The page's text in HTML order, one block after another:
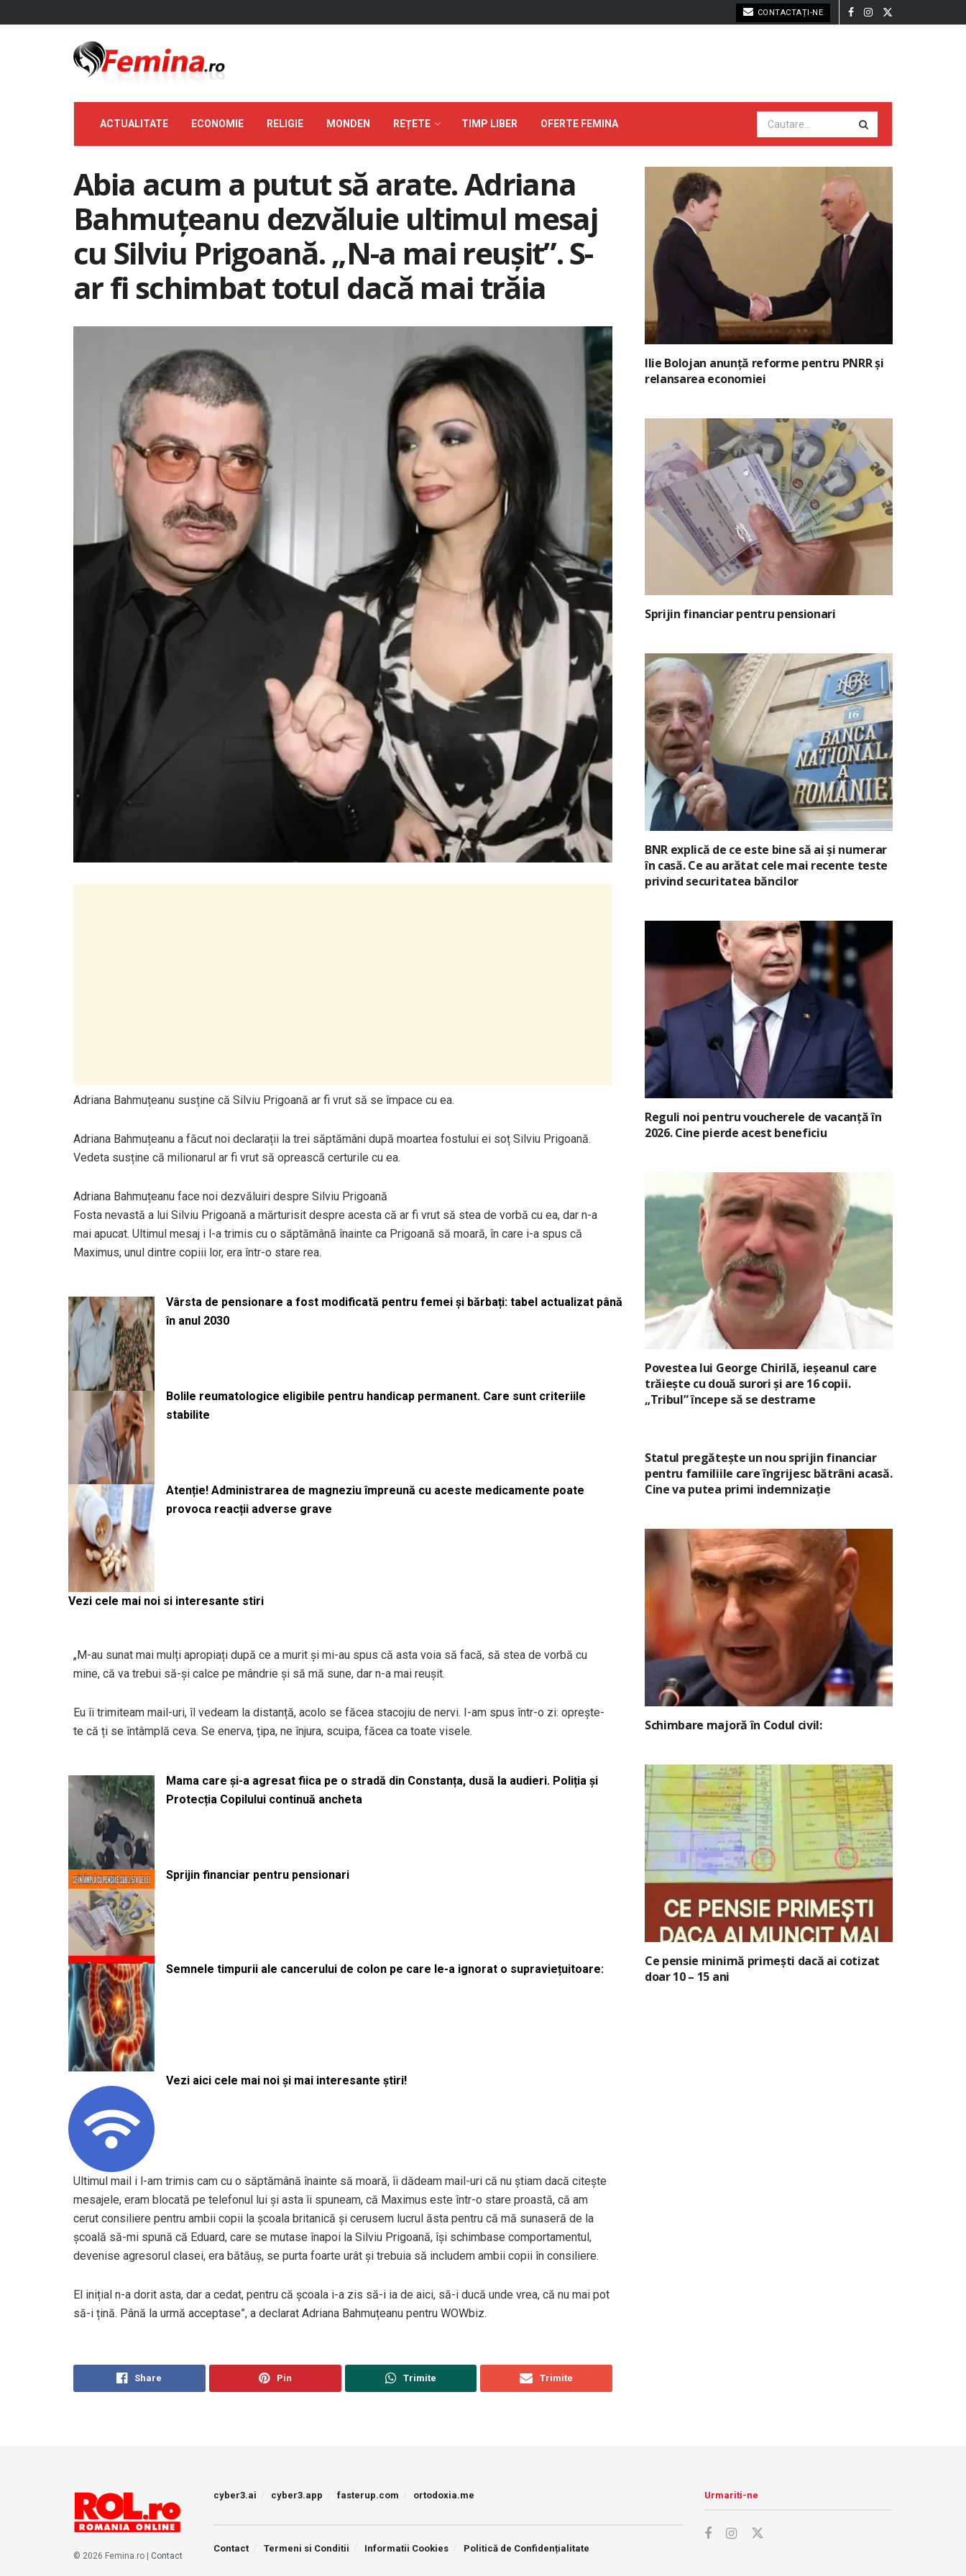
CONTACTAȚI-NE
ACTUALITATE ECONOMIE RELIGIE MONDEN REȚETE TIMP LIBER OFERTE FEMINA
Abia acum a putut să arate. Adriana
Bahmuțeanu dezvăluie ultimul mesaj
cu Silviu Prigoană. „N-a mai reușit”. S-
ar fi schimbat totul dacă mai trăia
Adriana Bahmuțeanu susține că Silviu Prigoană ar fi vrut să se împace cu ea.
Adriana Bahmuțeanu a făcut noi declarații la trei săptămâni după moartea fostului ei soț Silviu Prigoană.
Vedeta susține că milionarul ar fi vrut să oprească certurile cu ea.
Adriana Bahmuțeanu face noi dezvăluiri despre Silviu Prigoană
Fosta nevastă a lui Silviu Prigoană a mărturisit despre acesta că ar fi vrut să stea de vorbă cu ea, dar n-a
mai apucat. Ultimul mesaj i l-a trimis cu o săptămână înainte ca Prigoană să moară, în care i-a spus că
Maximus, unul dintre copiii lor, era într-o stare rea.
Vârsta de pensionare a fost modificată pentru femei și bărbați: tabel actualizat până
în anul 2030
Bolile reumatologice eligibile pentru handicap permanent. Care sunt criteriile
stabilite
Atenție! Administrarea de magneziu împreună cu aceste medicamente poate
provoca reacții adverse grave
Vezi cele mai noi si interesante stiri
„M-au sunat mai mulți apropiați după ce a murit și mi-au spus că asta voia să facă, să stea de vorbă cu
mine, că va trebui să-și calce pe mândrie și să mă sune, dar n-a mai reușit.
Eu îi trimiteam mail-uri, îl vedeam la distanță, acolo se făcea stacojiu de nervi. I-am spus într-o zi: oprește-
te că ți se întâmplă ceva. Se enerva, țipa, ne înjura, scuipa, făcea ca toate visele.
Mama care și-a agresat fiica pe o stradă din Constanța, dusă la audieri. Poliția și
Protecția Copilului continuă ancheta
Sprijin financiar pentru pensionari
Semnele timpurii ale cancerului de colon pe care le-a ignorat o supraviețuitoare:
Vezi aici cele mai noi și mai interesante știri!
Ultimul mail i l-am trimis cam cu o săptămână înainte să moară, îi dădeam mail-uri că nu știam dacă citește
mesajele, eram blocată pe telefonul lui și asta îi spuneam, că Maximus este într-o stare proastă, că am
cerut consiliere pentru ambii copii la școala britanică și cerusem lucrul ăsta pentru că mă sunaseră de la
școală să-mi spună că Eduard, care se mutase înapoi la Silviu Prigoană, își schimbase comportamentul,
devenise agresorul clasei, era bătăuș, se purta foarte urât și trebuia să includem ambii copii în consiliere.
El inițial n-a dorit asta, dar a cedat, pentru că școala i-a zis să-i ia de aici, să-i ducă unde vrea, că nu mai pot
să-i țină. Până la urmă acceptase”, a declarat Adriana Bahmuțeanu pentru WOWbiz.
Share Pin Trimite Trimite
Ilie Bolojan anunță reforme pentru PNRR și
relansarea economiei
Sprijin financiar pentru pensionari
BNR explică de ce este bine să ai și numerar
în casă. Ce au arătat cele mai recente teste
privind securitatea băncilor
Reguli noi pentru voucherele de vacanță în
2026. Cine pierde acest beneficiu
Povestea lui George Chirilă, ieșeanul care
trăiește cu două surori și are 16 copii.
„Tribul” începe să se destrame
Statul pregătește un nou sprijin financiar
pentru familiile care îngrijesc bătrâni acasă.
Cine va putea primi indemnizație
Schimbare majoră în Codul civil:
Ce pensie minimă primești dacă ai cotizat
doar 10 – 15 ani
© 2026 Femina.ro | Contact
cyber3.ai cyber3.app fasterup.com ortodoxia.me
Contact Termeni si Conditii Informatii Cookies Politică de Confidențialitate
Urmariti-ne